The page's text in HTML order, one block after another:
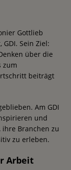
Gottlieb
Sein Ziel:
über die
zum
beiträgt
Am GDI
und
Branchen zu
zu erleben.
Arbeit